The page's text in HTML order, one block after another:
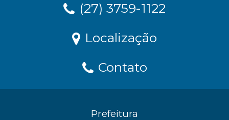
(27) 3759-1122
Localização
Contato
Prefeitura